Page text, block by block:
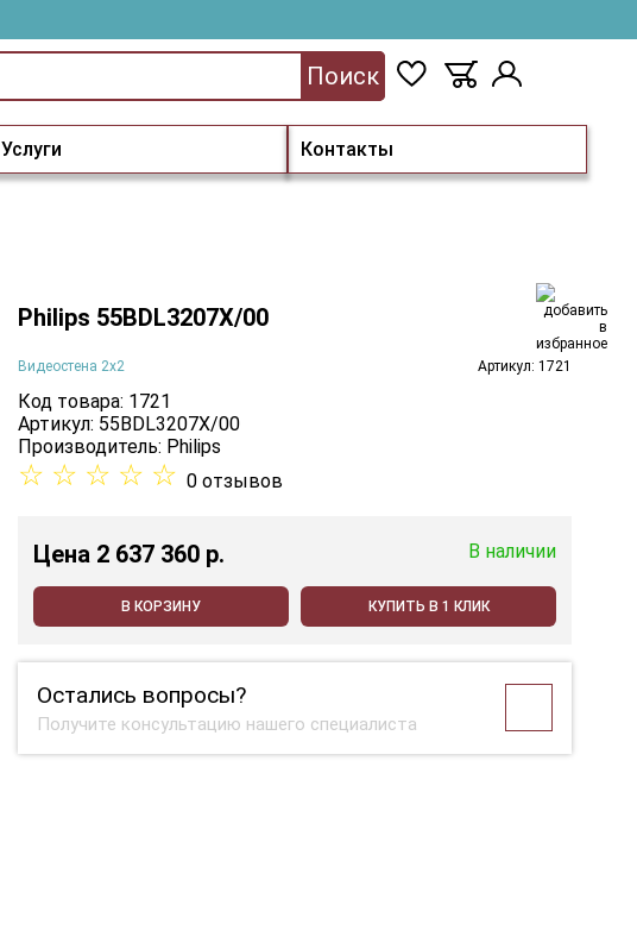
Услуги Контакты
Поиск
Philips 55BDL3207X/00
Видеостена 2x2 Артикул: 1721
Код товара: 1721
Артикул: 55BDL3207X/00
Производитель: Philips
☆ ☆ ☆ ☆ ☆ 0 отзывов
Цена 2 637 360 p. В наличии
В КОРЗИНУ КУПИТЬ В 1 КЛИК
Остались вопросы?
Получите консультацию нашего специалиста